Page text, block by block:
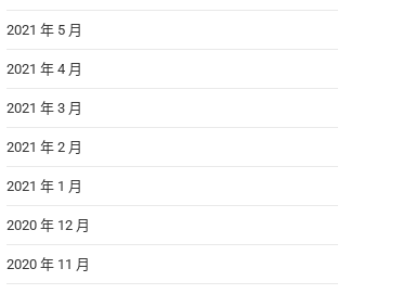
2021 年 5 月
2021 年 4 月
2021 年 3 月
2021 年 2 月
2021 年 1 月
2020 年 12 月
2020 年 11 月